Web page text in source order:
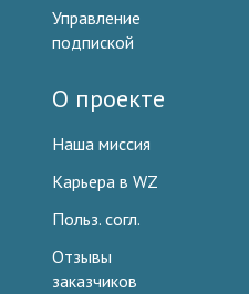
Управление
подпиской
О проекте
Наша миссия
Карьера в WZ
Польз. согл.
Отзывы
заказчиков